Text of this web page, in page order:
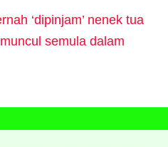
‘dipinjam’ nenek tua
semula dalam